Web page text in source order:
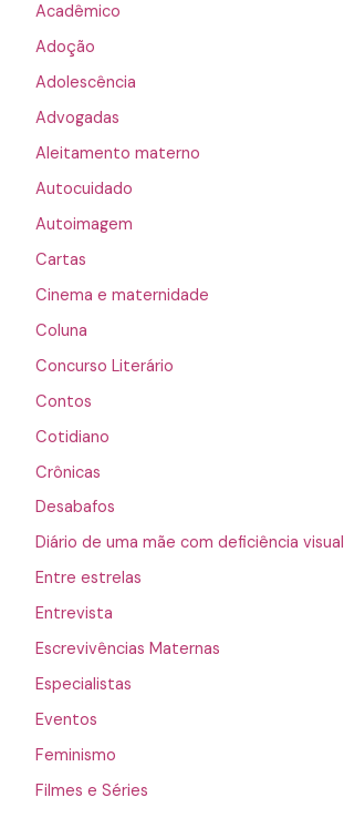
Acadêmico
Adoção
Adolescência
Advogadas
Aleitamento materno
Autocuidado
Autoimagem
Cartas
Cinema e maternidade
Coluna
Concurso Literário
Contos
Cotidiano
Crônicas
Desabafos
Diário de uma mãe com deficiência visual
Entre estrelas
Entrevista
Escrevivências Maternas
Especialistas
Eventos
Feminismo
Filmes e Séries